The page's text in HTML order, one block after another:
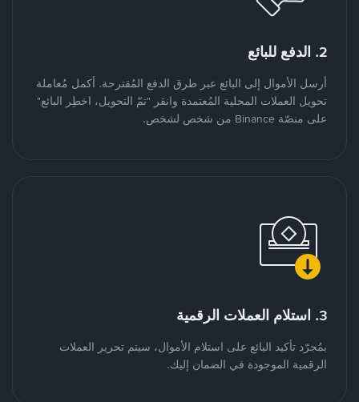
2. الدفع للبائع
أرسل الأموال إلى البائع عبر طرق الدفع المُقترحة. أكمل مُعاملة
تحويل العملات المحلية المُعتمدة وانقر "تمّ التحويل، اخطِر البائع"
على منصّة Binance من شخص لشخص.
3. استلام العملات الرقمية
بمُجرّد تأكيد البائع على استلام الأموال، سيتم تحرير العملات
الرقمية الموجودة في الضمان إليك.